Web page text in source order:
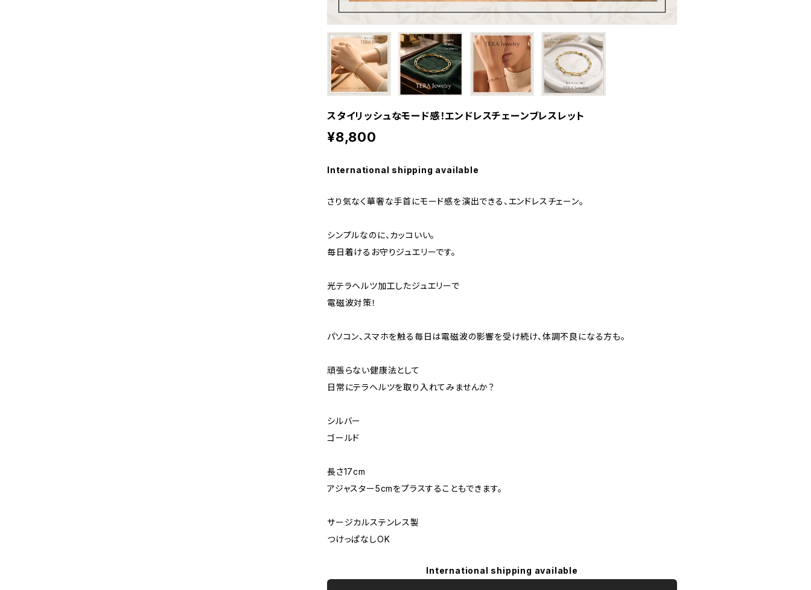
スタイリッシュなモード感！エンドレスチェーンブレスレット
¥8,800
International shipping available
さり気なく華奢な手首にモード感を演出できる、エンドレスチェーン。
シンプルなのに、カッコいい。
毎日着けるお守りジュエリーです。
光テラヘルツ加工したジュエリーで
電磁波対策！
パソコン、スマホを触る毎日は電磁波の影響を受け続け、体調不良になる方も。
頑張らない健康法として
日常にテラヘルツを取り入れてみませんか？
シルバー
ゴールド
長さ17cm
アジャスター5cmをプラスすることもできます。
サージカルステンレス製
つけっぱなしOK
International shipping available